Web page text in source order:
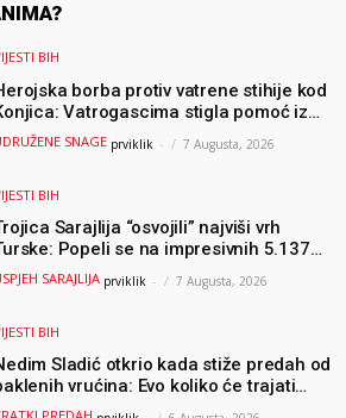
BIH
borba protiv vatrene stihije kod
Vatrogascima stigla pomoć iz
helikopteri i Air Tractori
SNAGE prviklik - 7 Augusta, 2026
BIH
Sarajlija “osvojili” najviši vrh
Popeli se na impresivnih 5.137
SARAJLIJA prviklik - 7 Augusta, 2026
BIH
Sladić otkrio kada stiže predah od
vrućina: Evo koliko će trajati
u BiH